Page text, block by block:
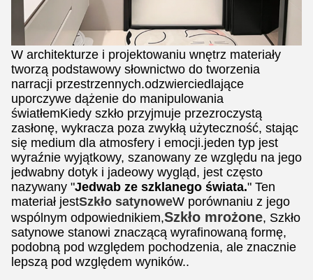
W architekturze i projektowaniu wnętrz materiały
tworzą podstawowy słownictwo do tworzenia
narracji przestrzennych.odzwierciedlające
uporczywe dążenie do manipulowania
światłemKiedy szkło przyjmuje przezroczystą
zasłonę, wykracza poza zwykłą użyteczność, stając
się medium dla atmosfery i emocji.jeden typ jest
wyraźnie wyjątkowy, szanowany ze względu na jego
jedwabny dotyk i jadeowy wygląd, jest często
nazywany "Jedwab ze szklanego świata." Ten
materiał jestSzkło satynoweW porównaniu z jego
wspólnym odpowiednikiem,Szkło mrożone, Szkło
satynowe stanowi znaczącą wyrafinowaną formę,
podobną pod względem pochodzenia, ale znacznie
lepszą pod względem wyników..